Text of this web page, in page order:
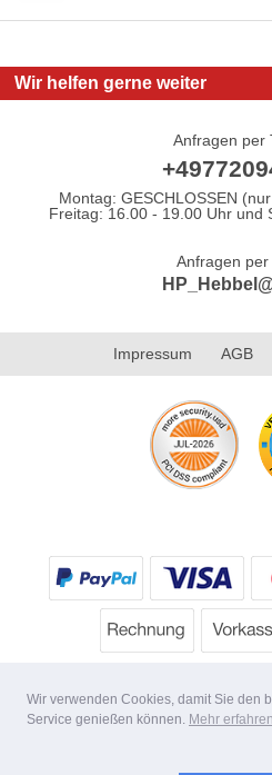
Wir verwenden Cookies, damit Sie den
Service genießen können. Mehr erfahren
Wir helfen gerne weiter
Anfragen per
Montag: GESCHLOSSEN
Freitag: 16.00 - 19.00 Uhr und
Anfragen per
Impressum AGB
* Alle Preise inkl.